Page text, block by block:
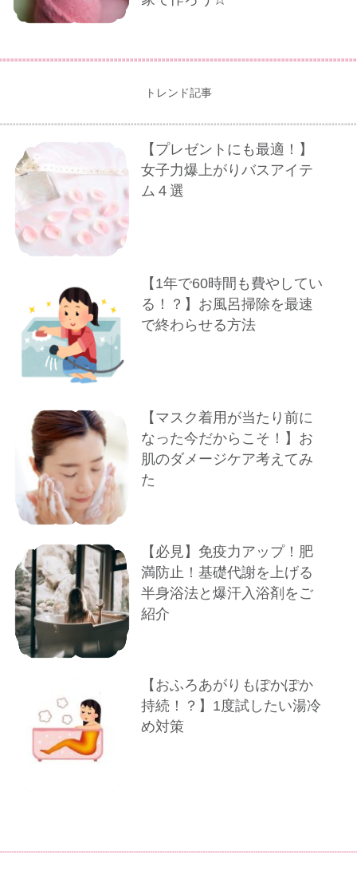
トレンド記事
【プレゼントにも最適！】
女子力爆上がりバスアイテ
ム４選
【1年で60時間も費やしてい
る！？】お風呂掃除を最速
で終わらせる方法
【マスク着用が当たり前に
なった今だからこそ！】お
肌のダメージケア考えてみ
た
【必見】免疫力アップ！肥
満防止！基礎代謝を上げる
半身浴法と爆汗入浴剤をご
紹介
【おふろあがりもぽかぽか
持続！？】1度試したい湯冷
め対策